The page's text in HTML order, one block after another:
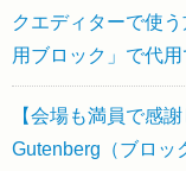
クエディターで使
用ブロック」で代
【会場も満員で感
Gutenberg（ブロッ